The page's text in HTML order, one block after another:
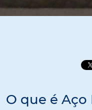
O que é Aço